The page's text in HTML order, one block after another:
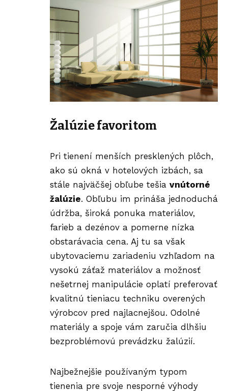
Žalúzie favoritom
Pri tienení menších presklených plôch,
ako sú okná v hotelových izbách, sa
stále najväčšej obľube tešia vnútorné
žalúzie. Obľubu im prináša jednoduchá
údržba, široká ponuka materiálov,
farieb a dezénov a pomerne nízka
obstarávacia cena. Aj tu sa však
ubytovaciemu zariadeniu vzhľadom na
vysokú záťaž materiálov a možnosť
nešetrnej manipulácie oplatí preferovať
kvalitnú tieniacu techniku overených
výrobcov pred najlacnejšou. Odolné
materiály a spoje vám zaručia dlhšiu
bezproblémovú prevádzku žalúzií.
Najbežnejšie používaným typom
tienenia pre svoje nesporné výhody